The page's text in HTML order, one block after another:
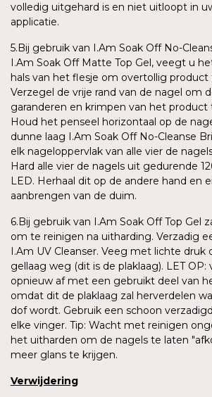
volledig uitgehard is en niet uitloopt in
applicatie.
5.Bij gebruik van I.Am Soak Off No-
I.Am Soak Off Matte Top Gel, veegt u
hals van het flesje om overtollig product
Verzegel de vrije rand van de nagel om
garanderen en krimpen van het product
Houd het penseel horizontaal op de
dunne laag I.Am Soak Off No-Cleanse
elk nageloppervlak van alle vier de
Hard alle vier de nagels uit gedurende
LED. Herhaal dit op de andere hand en
aanbrengen van de duim.
6.Bij gebruik van I.Am Soak Off Top Gel
om te reinigen na uitharding. Verzadig
I.Am UV Cleanser. Veeg met lichte druk
gellaag weg (dit is de plaklaag). LET
opnieuw af met een gebruikt deel van
omdat dit de plaklaag zal herverdelen
dof wordt. Gebruik een schoon
elke vinger. Tip: Wacht met reinigen
het uitharden om de nagels te laten
meer glans te krijgen.
Verwijdering